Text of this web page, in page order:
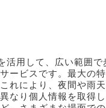
活用して、広い範囲
ービスです。最大の
れにより、夜間や雨
なり個人情報を取得